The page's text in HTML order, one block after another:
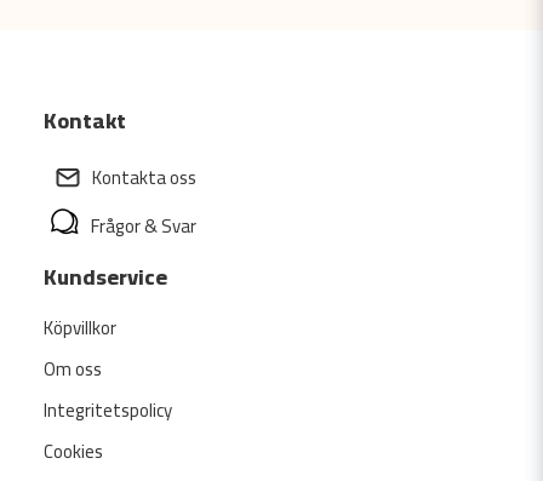
Kontakt
Kontakta oss
Frågor & Svar
Kundservice
Köpvillkor
Om oss
Integritetspolicy
Cookies